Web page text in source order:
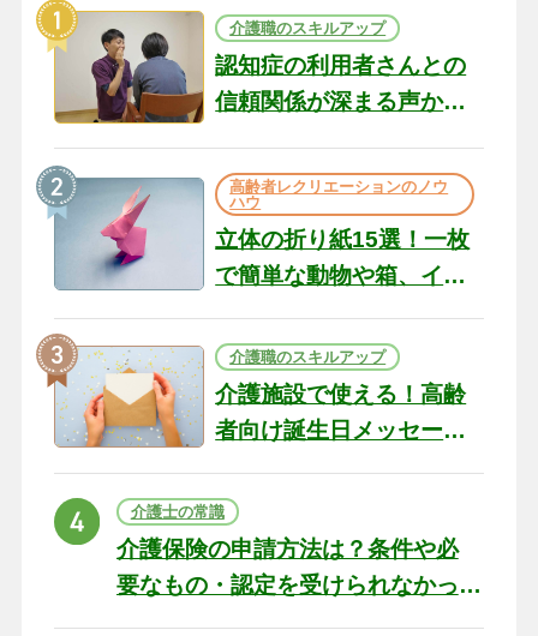
介護職のスキルアップ
認知症の利用者さんとの
信頼関係が深まる声かけ
の現場から（22）
高齢者レクリエーションのノウ
ハウ
立体の折り紙15選！一枚
で簡単な動物や箱、イン
テリアになる作品まで
介護職のスキルアップ
介護施設で使える！高齢
者向け誕生日メッセージ
の例文と書き方のポイン
ト
介護士の常識
介護保険の申請方法は？条件や必
要なもの・認定を受けられなかっ
た場合の対処法